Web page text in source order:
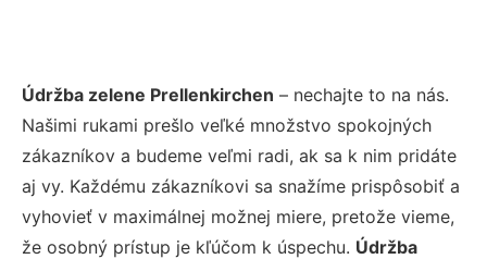
Údržba zelene Prellenkirchen – nechajte to na nás.
Našimi rukami prešlo veľké množstvo spokojných
zákazníkov a budeme veľmi radi, ak sa k nim pridáte
aj vy. Každému zákazníkovi sa snažíme prispôsobiť a
vyhovieť v maximálnej možnej miere, pretože vieme,
že osobný prístup je kľúčom k úspechu. Údržba